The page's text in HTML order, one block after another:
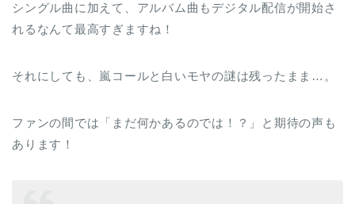
シングル曲に加えて、アルバム曲もデジタル配信が開始さ
れるなんて最高すぎますね！
それにしても、嵐コールと白いモヤの謎は残ったまま…。
ファンの間では「まだ何かあるのでは！？」と期待の声も
あります！